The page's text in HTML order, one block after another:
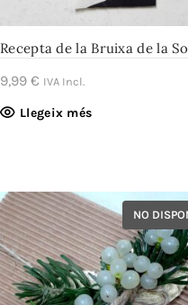
Recepta de la Bruixa de la
9,99 € IVA Incl.
Llegeix més
NO